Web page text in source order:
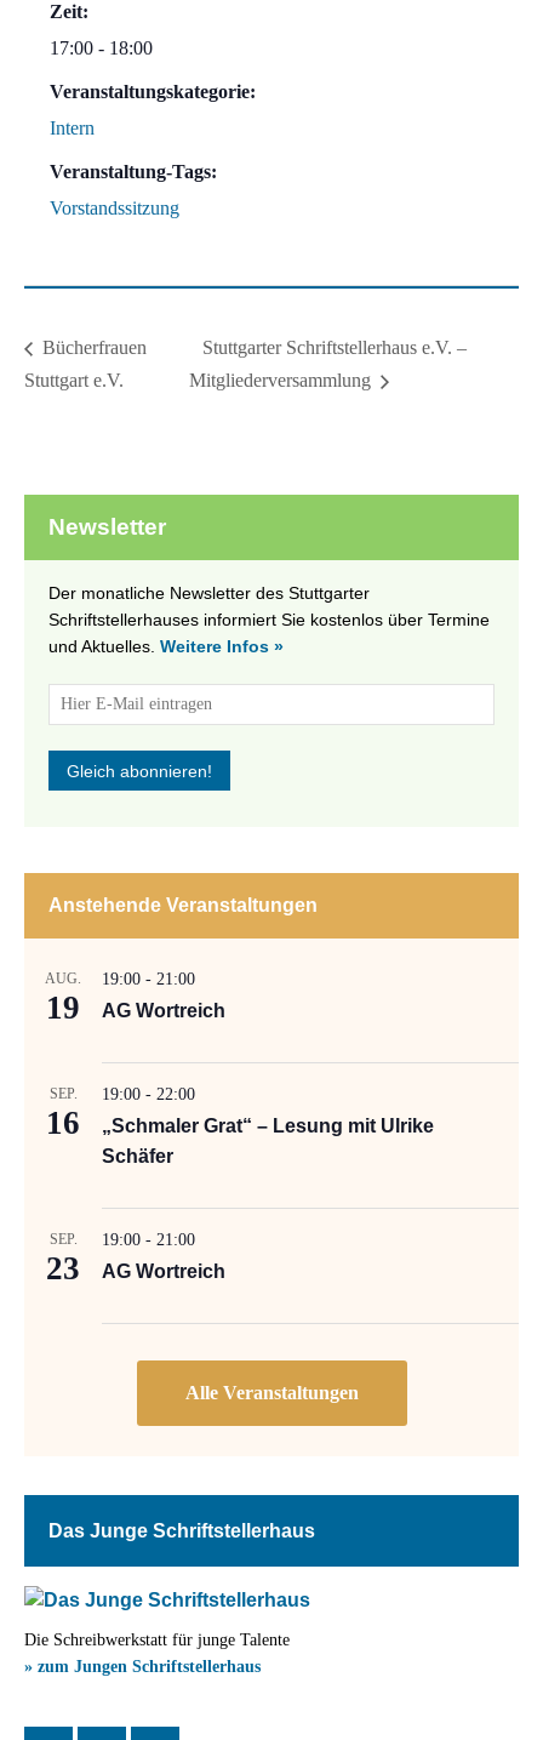
Zeit:
17:00 - 18:00
Veranstaltungskategorie:
Intern
Veranstaltung-Tags:
Vorstandssitzung
Bücherfrauen
Stuttgart e.V.
Stuttgarter Schriftstellerhaus e.V. –
Mitgliederversammlung
Newsletter
Der monatliche Newsletter des Stuttgarter
Schriftstellerhauses informiert Sie kostenlos über Termine
und Aktuelles. Weitere Infos »
Anstehende Veranstaltungen
AUG.
19
19:00 - 21:00
AG Wortreich
SEP.
16
19:00 - 22:00
„Schmaler Grat“ – Lesung mit Ulrike
Schäfer
SEP.
23
19:00 - 21:00
AG Wortreich
Das Junge Schriftstellerhaus
Die Schreibwerkstatt für junge Talente
» zum Jungen Schriftstellerhaus